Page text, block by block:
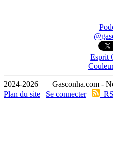
Esprit
2024-2026 — Gasconha.com -
Plan du site | Se connecter|